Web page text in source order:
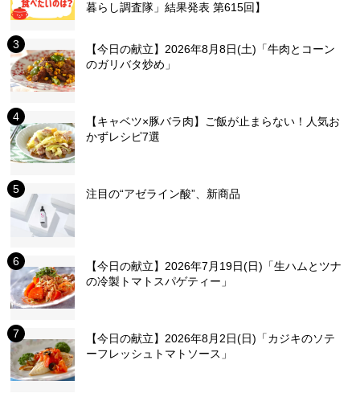
暮らし調査隊」結果発表 第615回】
【今日の献立】2026年8月8日(土)「牛肉とコーン
のガリバタ炒め」
【キャベツ×豚バラ肉】ご飯が止まらない！人気お
かずレシピ7選
注目の“アゼライン酸”、新商品
【今日の献立】2026年7月19日(日)「生ハムとツナ
の冷製トマトスパゲティー」
【今日の献立】2026年8月2日(日)「カジキのソテ
ーフレッシュトマトソース」